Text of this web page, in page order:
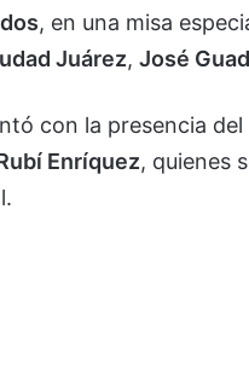
, en una misa
Juárez, José
con la presencia del
Enríquez, quienes